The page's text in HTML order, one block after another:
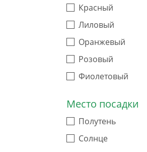
Красный
Лиловый
Оранжевый
Розовый
Фиолетовый
Место посадки
Полутень
Солнце